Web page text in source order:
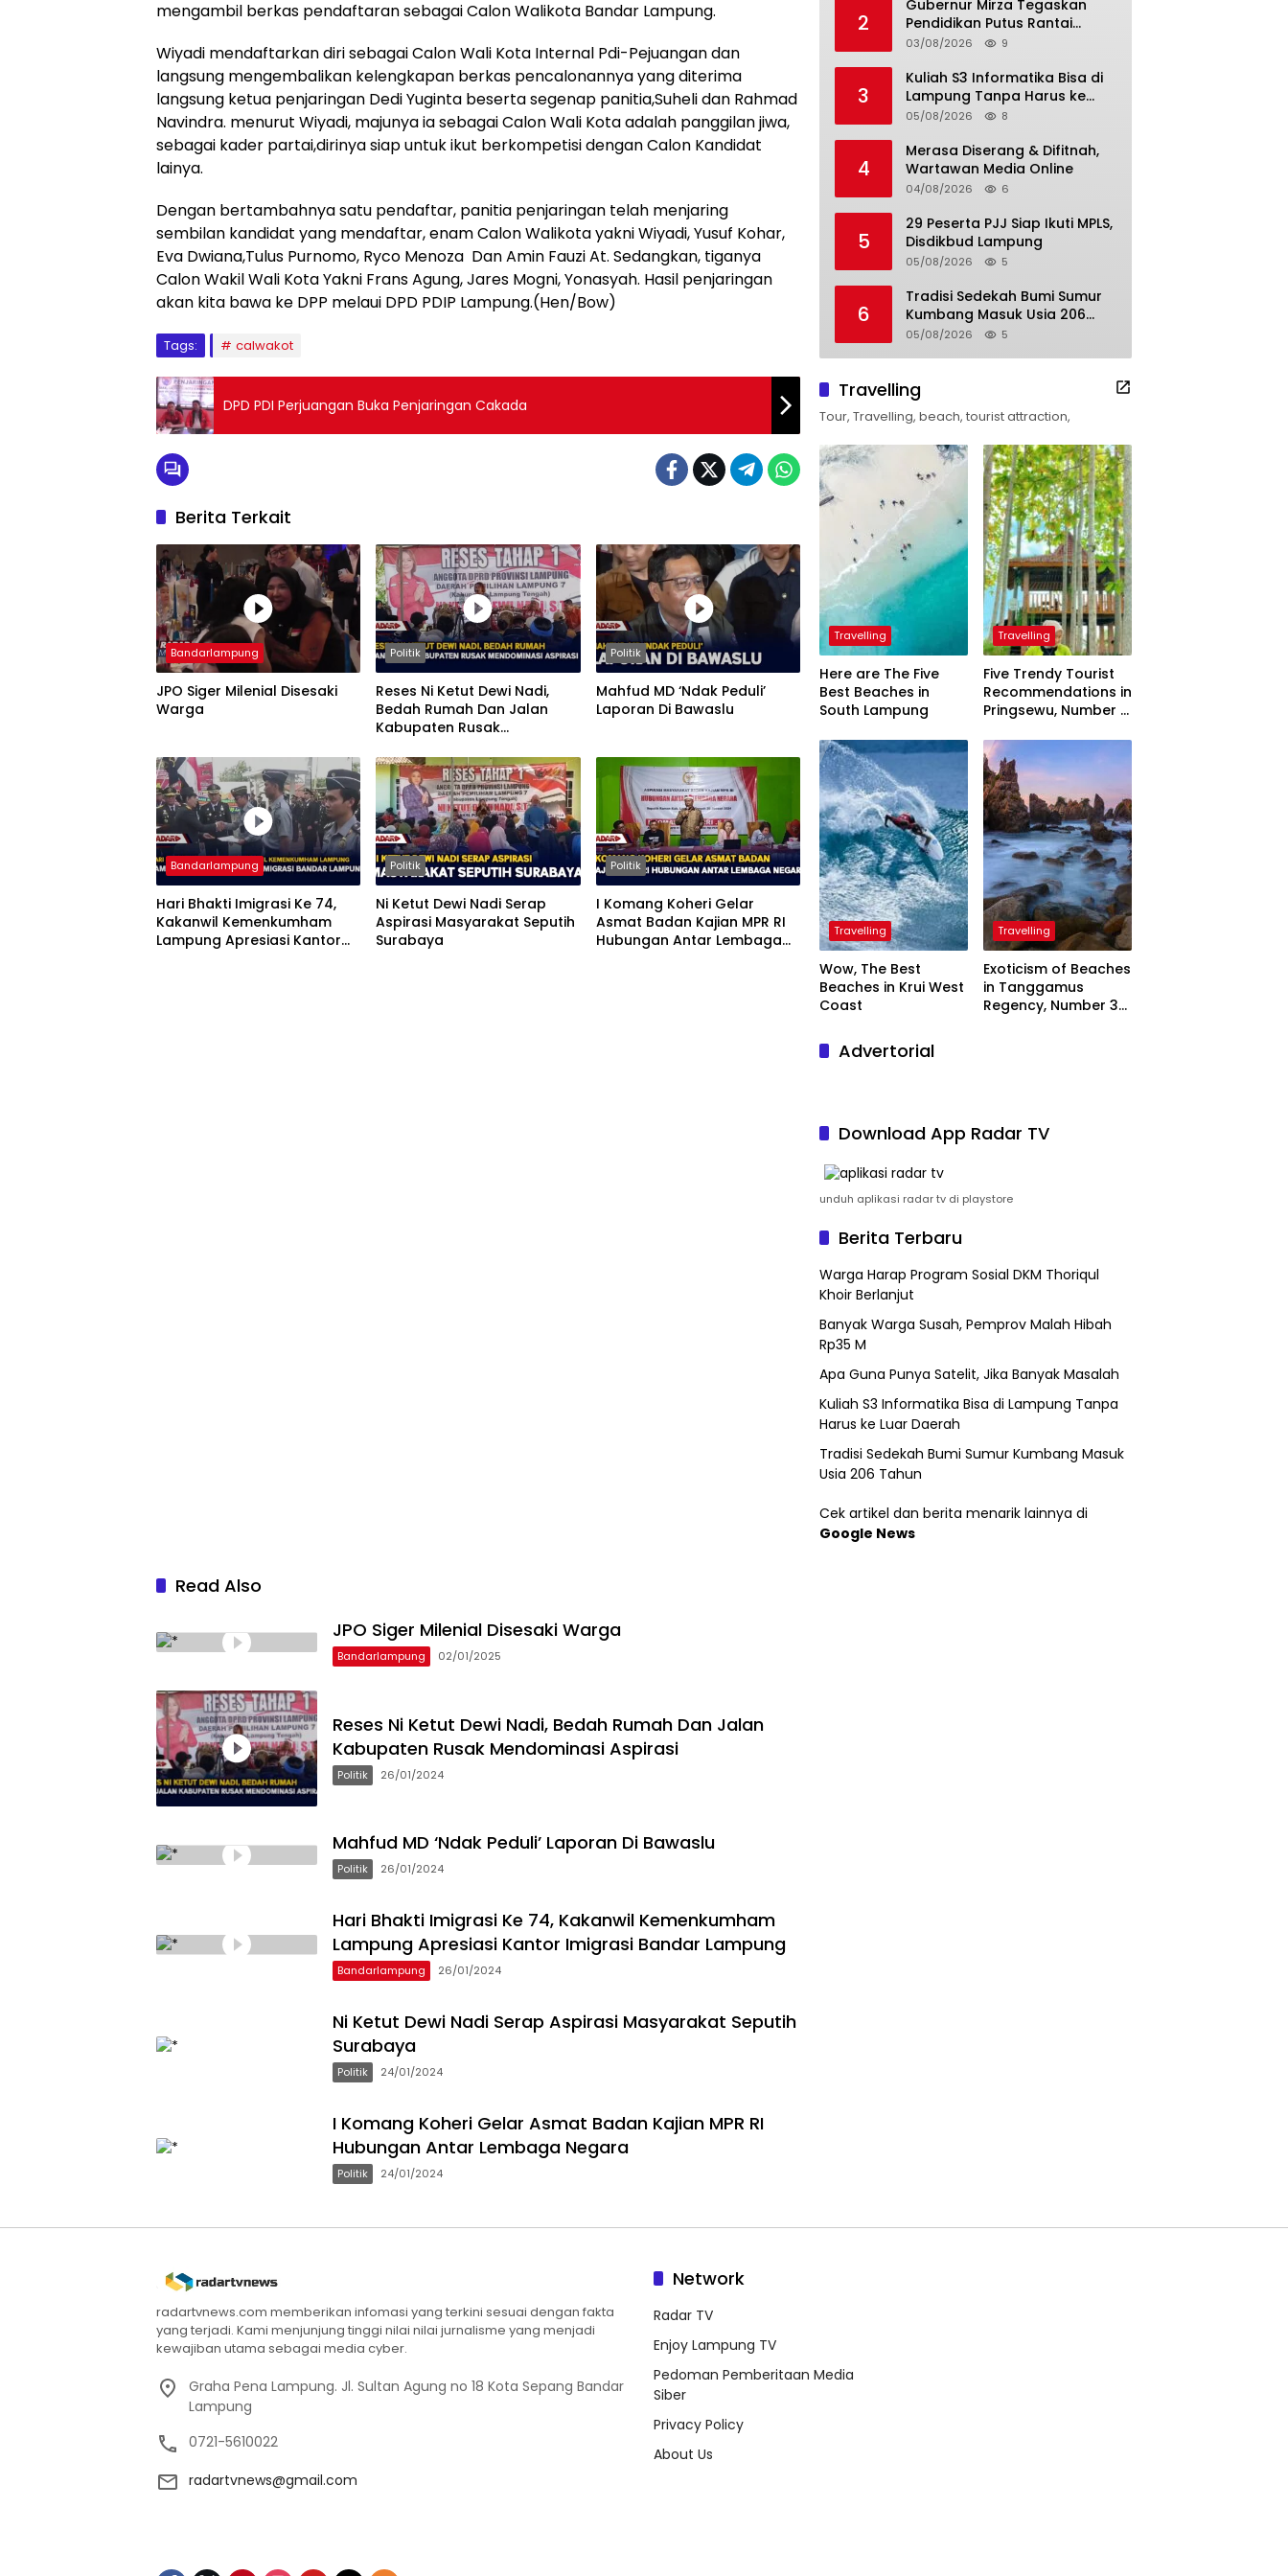
mengambil berkas pendaftaran sebagai Calon Walikota Bandar Lampung.
Wiyadi mendaftarkan diri sebagai Calon Wali Kota Internal Pdi-Pejuangan dan
langsung mengembalikan kelengkapan berkas pencalonannya yang diterima
langsung ketua penjaringan Dedi Yuginta beserta segenap panitia,Suheli dan Rahmad
Navindra. menurut Wiyadi, majunya ia sebagai Calon Wali Kota adalah panggilan jiwa,
sebagai kader partai,dirinya siap untuk ikut berkompetisi dengan Calon Kandidat
lainya.
Dengan bertambahnya satu pendaftar, panitia penjaringan telah menjaring
sembilan kandidat yang mendaftar, enam Calon Walikota yakni Wiyadi, Yusuf Kohar,
Eva Dwiana,Tulus Purnomo, Ryco Menoza Dan Amin Fauzi At. Sedangkan, tiganya
Calon Wakil Wali Kota Yakni Frans Agung, Jares Mogni, Yonasyah. Hasil penjaringan
akan kita bawa ke DPP melaui DPD PDIP Lampung.(Hen/Bow)
Tags: calwakot
DPD PDI Perjuangan Buka Penjaringan Cakada
Berita Terkait
Bandarlampung
JPO Siger Milenial Disesaki
Warga
Politik
Reses Ni Ketut Dewi Nadi,
Bedah Rumah Dan Jalan
Kabupaten Rusak
Politik
Mahfud MD ‘Ndak Peduli’
Laporan Di Bawaslu
Bandarlampung
Hari Bhakti Imigrasi Ke 74,
Kakanwil Kemenkumham
Lampung Apresiasi Kantor
Politik
Ni Ketut Dewi Nadi Serap
Aspirasi Masyarakat Seputih
Surabaya
Politik
I Komang Koheri Gelar
Asmat Badan Kajian MPR RI
Hubungan Antar Lembaga
Read Also
JPO Siger Milenial Disesaki Warga
Bandarlampung 02/01/2025
Reses Ni Ketut Dewi Nadi, Bedah Rumah Dan Jalan
Kabupaten Rusak Mendominasi Aspirasi
Politik 26/01/2024
Mahfud MD ‘Ndak Peduli’ Laporan Di Bawaslu
Politik 26/01/2024
Hari Bhakti Imigrasi Ke 74, Kakanwil Kemenkumham
Lampung Apresiasi Kantor Imigrasi Bandar Lampung
Bandarlampung 26/01/2024
Ni Ketut Dewi Nadi Serap Aspirasi Masyarakat Seputih
Surabaya
Politik 24/01/2024
I Komang Koheri Gelar Asmat Badan Kajian MPR RI
Hubungan Antar Lembaga Negara
Politik 24/01/2024
2
Gubernur Mirza Tegaskan
Pendidikan Putus Rantai
Kemiskinan
03/08/2026 9
3
Kuliah S3 Informatika Bisa di
Lampung Tanpa Harus ke
Luar Daerah
05/08/2026 8
4
Merasa Diserang & Difitnah,
Wartawan Media Online
04/08/2026 6
5
29 Peserta PJJ Siap Ikuti MPLS,
Disdikbud Lampung
05/08/2026 5
6
Tradisi Sedekah Bumi Sumur
Kumbang Masuk Usia 206
Tahun
05/08/2026 5
Travelling
Tour, Travelling, beach, tourist attraction,
Travelling
Here are The Five
Best Beaches in
South Lampung
Travelling
Five Trendy Tourist
Recommendations in
Pringsewu, Number 3
President
Travelling
Wow, The Best
Beaches in Krui West
Coast
Travelling
Exoticism of Beaches
in Tanggamus
Regency, Number 3
Advertorial
Download App Radar TV
unduh aplikasi radar tv di playstore
Berita Terbaru
Warga Harap Program Sosial DKM Thoriqul
Khoir Berlanjut
Banyak Warga Susah, Pemprov Malah Hibah
Rp35 M
Apa Guna Punya Satelit, Jika Banyak Masalah
Kuliah S3 Informatika Bisa di Lampung Tanpa
Harus ke Luar Daerah
Tradisi Sedekah Bumi Sumur Kumbang Masuk
Usia 206 Tahun
Cek artikel dan berita menarik lainnya di
Google News
radartvnews.com memberikan infomasi yang terkini sesuai dengan fakta
yang terjadi. Kami menjunjung tinggi nilai nilai jurnalisme yang menjadi
kewajiban utama sebagai media cyber.
Graha Pena Lampung. Jl. Sultan Agung no 18 Kota Sepang Bandar
Lampung
0721-5610022
radartvnews@gmail.com
Network
Radar TV
Enjoy Lampung TV
Pedoman Pemberitaan Media
Siber
Privacy Policy
About Us